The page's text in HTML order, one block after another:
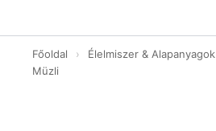
tartalomhoz
Főoldal › Élelmiszer & Alapanyagok
Müzli